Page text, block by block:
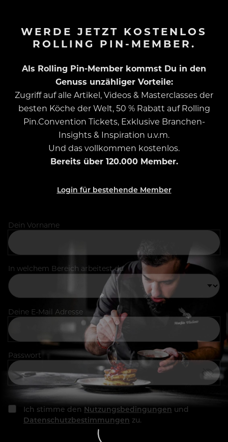
WERDE JETZT KOSTENLOS
ROLLING PIN-MEMBER.
Als Rolling Pin-Member kommst Du in den
Genuss unzähliger Vorteile:
Zugriff auf alle Artikel, Videos & Masterclasses der
besten Köche der Welt, 50 % Rabatt auf Rolling
Pin.Convention Tickets, Exklusive Branchen-
Insights & Inspiration u.v.m.
Und das vollkommen kostenlos.
Bereits über 120.000 Member.
Login für bestehende Member
Dein Vorname
In welchem Bereich arbeitest du
Deine E-Mail Adresse
Passwort
Ich stimme den Nutzungsbedingungen und
Datenschutzbestimmungen zu.